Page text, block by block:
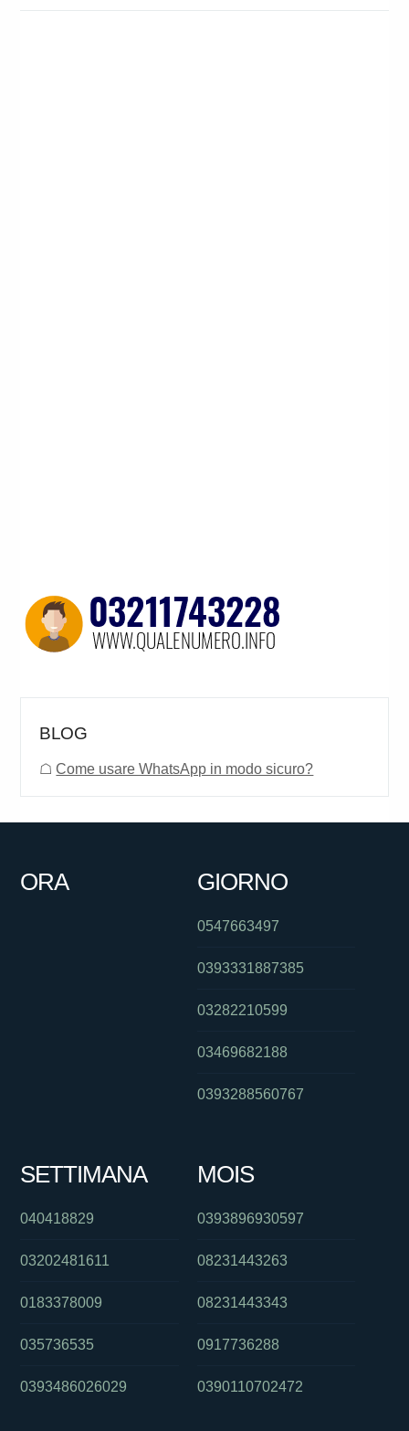
BLOG
☖Come usare WhatsApp in modo sicuro?
ORA GIORNO
0547663497
0393331887385
03282210599
03469682188
0393288560767
SETTIMANA
040418829
03202481611
0183378009
035736535
0393486026029
MOIS
0393896930597
08231443263
08231443343
0917736288
0390110702472